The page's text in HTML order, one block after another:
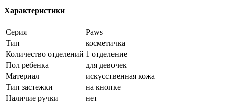
Характеристики
Серия
Paws
Тип
косметичка
Количество отделений 1 отделение
Пол ребенка
для девочек
Материал
искусственная кожа
Тип застежки
на кнопке
Наличие ручки
нет